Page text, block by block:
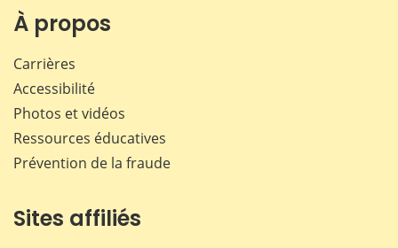
À propos
Carrières
Accessibilité
Photos et vidéos
Ressources éducatives
Prévention de la fraude
Sites affiliés